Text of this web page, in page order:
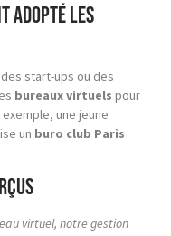
adopté les
start-ups ou des
bureaux virtuels pour
une jeune
un buro club Paris
virtuel, notre gestion